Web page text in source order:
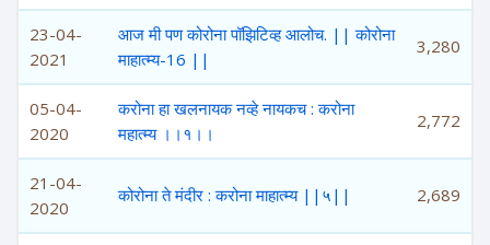
23-04-
2021
आज मी पण कोरोना पॉझिटिव्ह आलोच. || कोरोना
माहात्म्य-16 ||
3,280
05-04-
2020
करोना हा खलनायक नव्हे नायकच : करोना
महात्म्य ।।१।।
2,772
21-04-
2020
कोरोना ते मंदीर : करोना माहात्म्य ||५|| 2,689